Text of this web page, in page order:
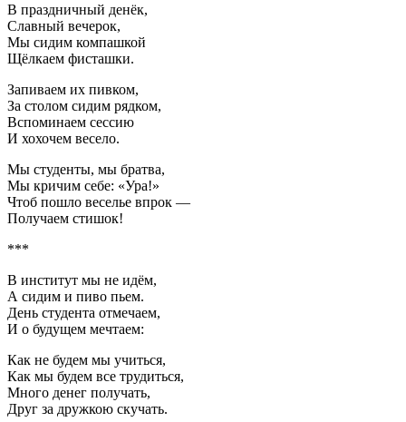
В праздничный денёк,
Славный вечерок,
Мы сидим компашкой
Щёлкаем фисташки.
Запиваем их пивком,
За столом сидим рядком,
Вспоминаем сессию
И хохочем весело.
Мы студенты, мы братва,
Мы кричим себе: «Ура!»
Чтоб пошло веселье впрок —
Получаем стишок!
***
В институт мы не идём,
А сидим и пиво пьем.
День студента отмечаем,
И о будущем мечтаем:
Как не будем мы учиться,
Как мы будем все трудиться,
Много денег получать,
Друг за дружкою скучать.